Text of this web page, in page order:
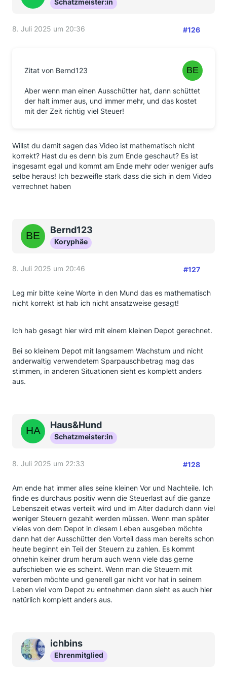
Schatzmeister:in
8. Juli 2025 um 20:36 #126
Zitat von Bernd123
Aber wenn man einen Ausschütter hat, dann schüttet
der halt immer aus, und immer mehr, und das kostet
mit der Zeit richtig viel Steuer!
Willst du damit sagen das Video ist mathematisch nicht
korrekt? Hast du es denn bis zum Ende geschaut? Es ist
insgesamt egal und kommt am Ende mehr oder weniger aufs
selbe heraus! Ich bezweifle stark dass die sich in dem Video
verrechnet haben
Bernd123
Koryphäe
8. Juli 2025 um 20:46 #127
Leg mir bitte keine Worte in den Mund das es mathematisch
nicht korrekt ist hab ich nicht ansatzweise gesagt!
Ich hab gesagt hier wird mit einem kleinen Depot gerechnet.
Bei so kleinem Depot mit langsamem Wachstum und nicht
anderwaltig verwendetem Sparpauschbetrag mag das
stimmen, in anderen Situationen sieht es komplett anders
aus.
Haus&Hund
Schatzmeister:in
8. Juli 2025 um 22:33 #128
Am ende hat immer alles seine kleinen Vor und Nachteile. Ich
finde es durchaus positiv wenn die Steuerlast auf die ganze
Lebenszeit etwas verteilt wird und im Alter dadurch dann viel
weniger Steuern gezahlt werden müssen. Wenn man später
vieles von dem Depot in diesem Leben ausgeben möchte
dann hat der Ausschütter den Vorteil dass man bereits schon
heute beginnt ein Teil der Steuern zu zahlen. Es kommt
ohnehin keiner drum herum auch wenn viele das gerne
aufschieben wie es scheint. Wenn man die Steuern mit
vererben möchte und generell gar nicht vor hat in seinem
Leben viel vom Depot zu entnehmen dann sieht es auch hier
natürlich komplett anders aus.
ichbins
Ehrenmitglied